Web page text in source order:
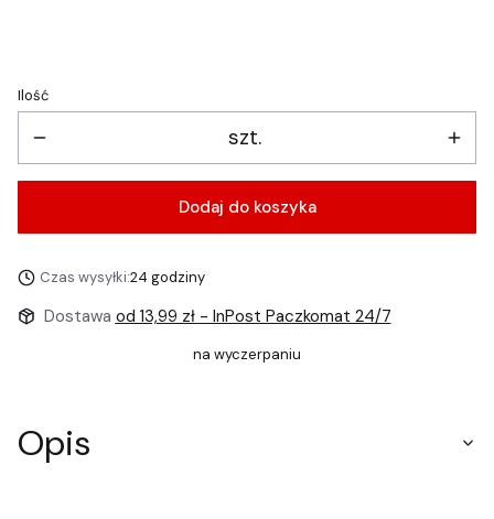
Ilość
szt.
Dodaj do koszyka
Czas wysyłki:24 godziny
Dostawa od 13,99 zł - InPost Paczkomat 24/7
na wyczerpaniu
Opis